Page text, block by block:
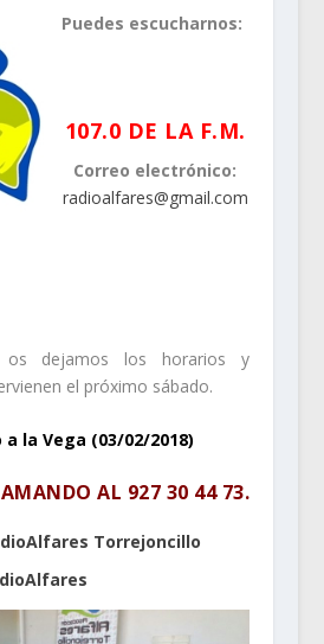
Puedes escucharnos:
107.0 DE LA F.M.
Correo electrónico:
radioalfares@gmail.com
os dejamos los horarios y
el próximo sábado.
a la Vega (03/02/2018)
AL 927 30 44 73.
Torrejoncillo